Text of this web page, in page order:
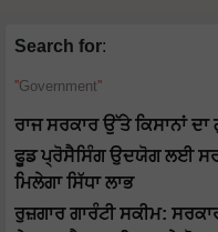
Search for:
Government
ਰਾਜ ਸਰਕਾਰ ਉੱਤੇ ਕਿਸਾਨਾਂ
ਫੂਡ ਪ੍ਰੋਸੈਸਿੰਗ ਉਦਯੋਗ ਲਈ
ਮਿਲੇਗਾ ਸਿੱਧਾ ਲਾਭ
ਰੁਜ਼ਗਾਰ ਗਾਰੰਟੀ ਸਕੀਮ: